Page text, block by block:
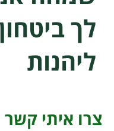
לך
ליהנות
צרו איתי קשר